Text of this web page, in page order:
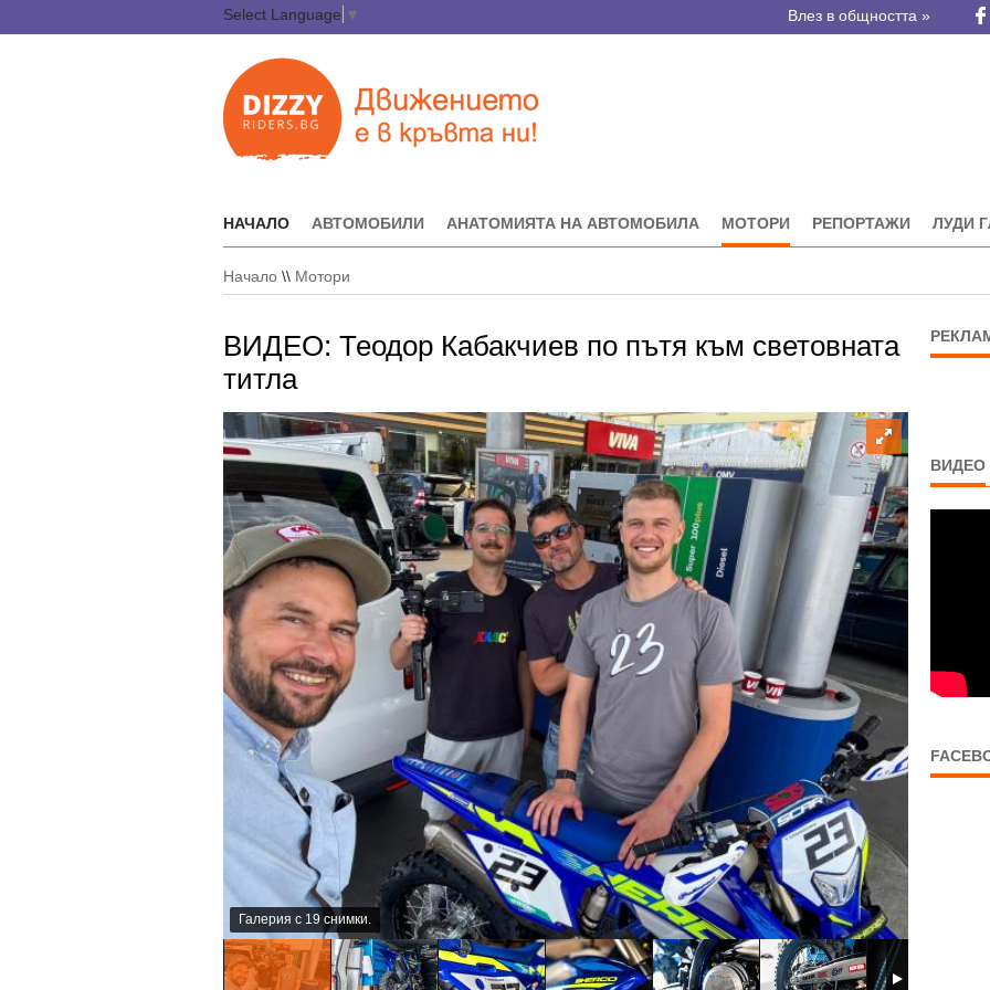
Select Language ▼ Влез в общността »
НАЧАЛО АВТОМОБИЛИ АНАТОМИЯТА НА АВТОМОБИЛА МОТОРИ РЕПОРТАЖИ ЛУДИ
Начало \\ Мотори
ВИДЕО: Теодор Кабакчиев по пътя към световната
титла
Галерия с 19 снимки.
ВИДЕО